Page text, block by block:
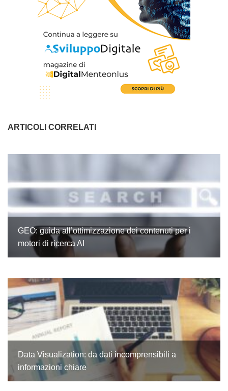
ARTICOLI CORRELATI
GEO: guida all’ottimizzazione dei contenuti per i
motori di ricerca AI
Data Visualization: da dati incomprensibili a
informazioni chiare